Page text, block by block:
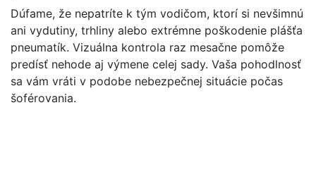
Dúfame, že nepatríte k tým vodičom, ktorí si nevšimnú
ani vydutiny, trhliny alebo extrémne poškodenie plášťa
pneumatík. Vizuálna kontrola raz mesačne pomôže
predísť nehode aj výmene celej sady. Vaša pohodlnosť
sa vám vráti v podobe nebezpečnej situácie počas
šoférovania.